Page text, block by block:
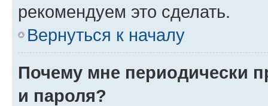
рекомендуем это сделать.
Вернуться к началу
Почему мне периодически
и пароля?